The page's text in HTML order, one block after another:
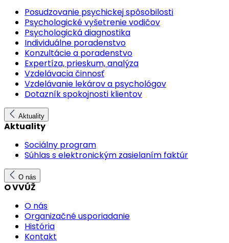
Posudzovanie psychickej spôsobilosti
Psychologické vyšetrenie vodičov
Psychologická diagnostika
Individuálne poradenstvo
Konzultácie a poradenstvo
Expertíza, prieskum, analýza
Vzdelávacia činnosť
Vzdelávanie lekárov a psychológov
Dotazník spokojnosti klientov
Aktuality
Aktuality
Sociálny program
Súhlas s elektronickým zasielaním faktúr
O nás
O VVÚŽ
O nás
Organizačné usporiadanie
História
Kontakt